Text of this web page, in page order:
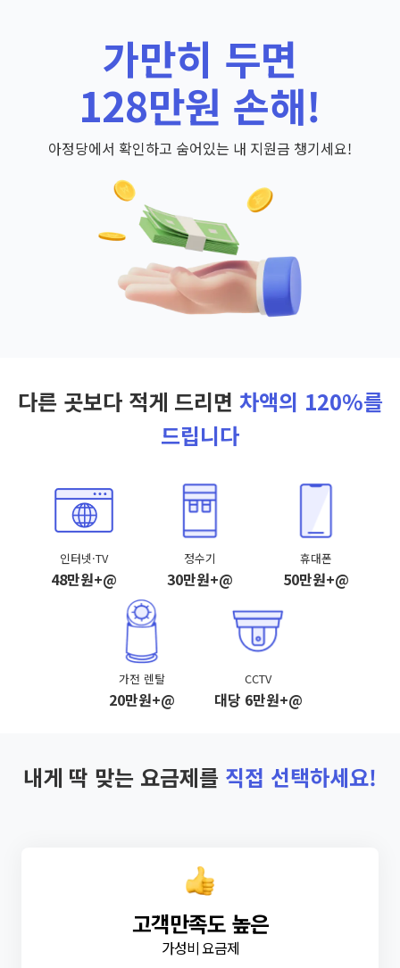
가만히 두면
128만원 손해!
아정당에서 확인하고 숨어있는 내 지원금 챙기세요!
다른 곳보다 적게 드리면 차액의 120%를
드립니다
인터넷·TV
48만원+@
정수기
30만원+@
휴대폰
50만원+@
가전 렌탈
20만원+@
CCTV
대당 6만원+@
내게 딱 맞는 요금제를 직접 선택하세요!
고객만족도 높은
가성비 요금제